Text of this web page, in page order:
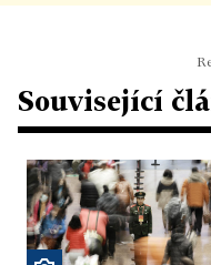
Související